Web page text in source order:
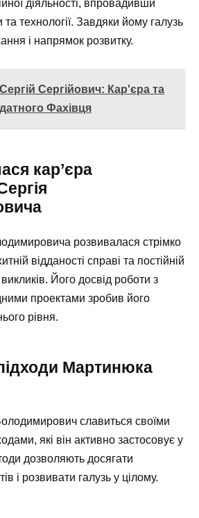
діяльності, впровадивши
та технології. Завдяки йому галузь
і напрямок розвитку.
Сергійович: Кар'єра та
Фахівця
кар’єра
розвивалася стрімко
відданості справі та постійній
Його досвід роботи з
проектами зробив його
рівня.
Мартинюка
славиться своїми
які він активно застосовує у
дозволяють досягати
і розвивати галузь у цілому.